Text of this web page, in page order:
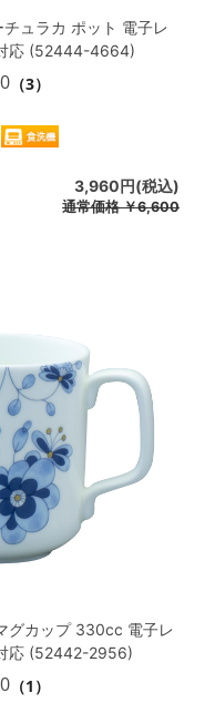
チュラカ ポット 電子レ
応 (52444-4664)
（3）
3,960円(税込)
通常価格￥6,600
グカップ 330cc 電子レ
応 (52442-2956)
（1）